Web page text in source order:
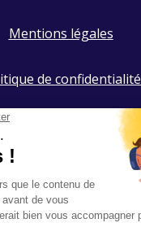
Mentions légales
de confidentialité